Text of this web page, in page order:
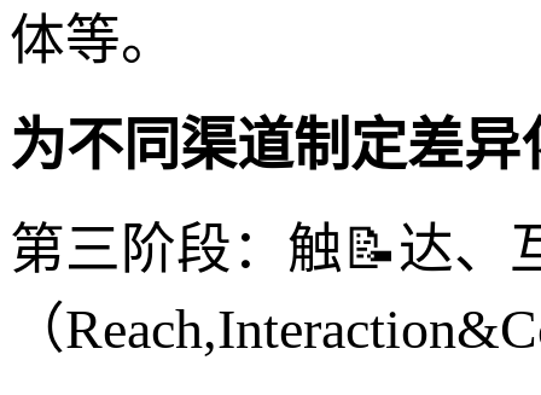
体等。
为不同渠道制定差
第三阶段：触📝达、
（